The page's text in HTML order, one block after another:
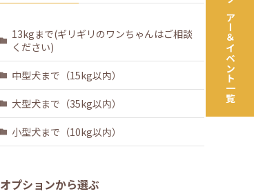
ツアー＆イベント一覧
13kgまで(ギリギリのワンちゃんはご相談
ください)
中型犬まで（15kg以内）
大型犬まで（35kg以内）
小型犬まで（10kg以内）
オプションから選ぶ